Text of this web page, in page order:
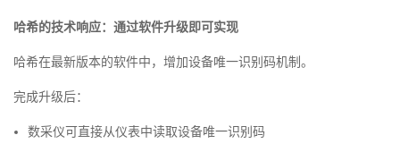
哈希的技术响应：通过软件升级即可实现
哈希在最新版本的软件中，增加设备唯一识别码机制。
完成升级后：
数采仪可直接从仪表中读取设备唯一识别码